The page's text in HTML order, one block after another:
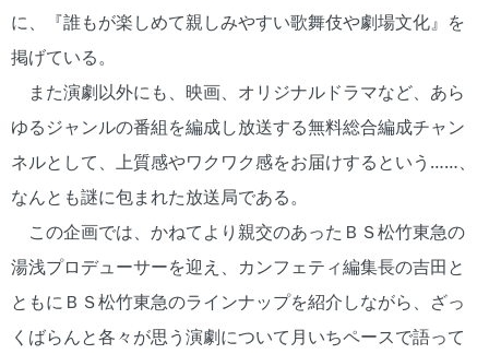
に、『誰もが楽しめて親しみやすい歌舞伎や劇場文化』を
掲げている。
また演劇以外にも、映画、オリジナルドラマなど、あら
ゆるジャンルの番組を編成し放送する無料総合編成チャン
ネルとして、上質感やワクワク感をお届けするという……、
なんとも謎に包まれた放送局である。
この企画では、かねてより親交のあったＢＳ松竹東急の
湯浅プロデューサーを迎え、カンフェティ編集長の吉田と
ともにＢＳ松竹東急のラインナップを紹介しながら、ざっ
くばらんと各々が思う演劇について月いちペースで語って